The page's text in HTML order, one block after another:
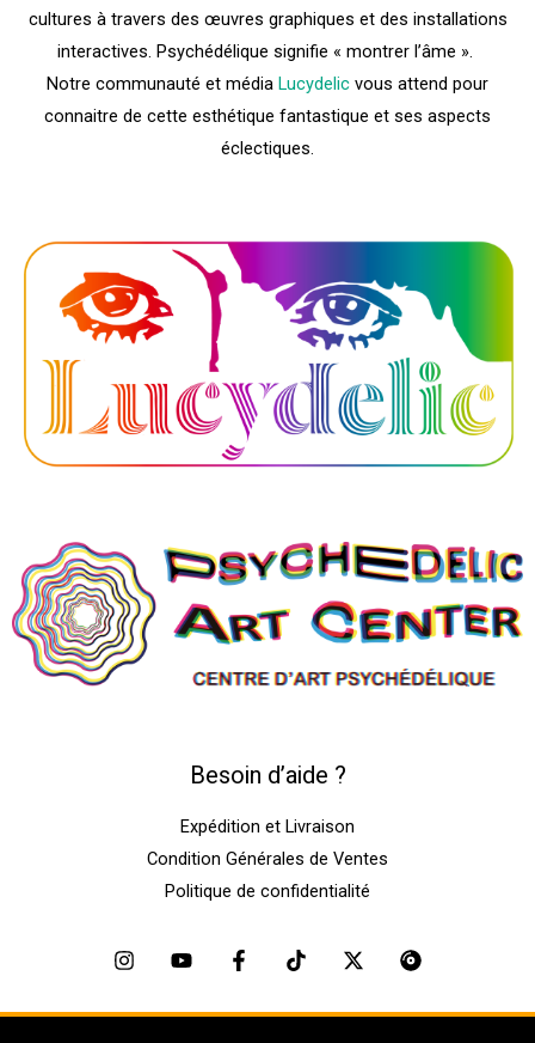
cultures à travers des œuvres graphiques et des installations
interactives. Psychédélique signifie « montrer l’âme ».
Notre communauté et média Lucydelic vous attend pour
connaitre de cette esthétique fantastique et ses aspects
éclectiques.
Besoin d’aide ?
Expédition et Livraison
Condition Générales de Ventes
Politique de confidentialité